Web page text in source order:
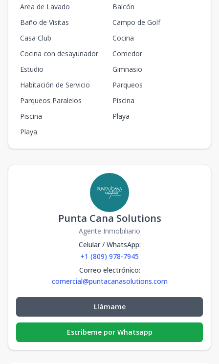
Area de Lavado
Balcón
Baño de Visitas
Campo de Golf
Casa Club
Cocina
Cocina con desayunador
Comedor
Estudio
Gimnasio
Habitación de Servicio
Parqueos
Parqueos Paralelos
Piscina
Piscina
Playa
Playa
Punta Cana Solutions
Agente Inmobiliario
Celular / WhatsApp:
+1 (809) 978-7945
Correo electrónico:
comercial@puntacanasolutions.com
Llámame
Escribeme por Whatsapp